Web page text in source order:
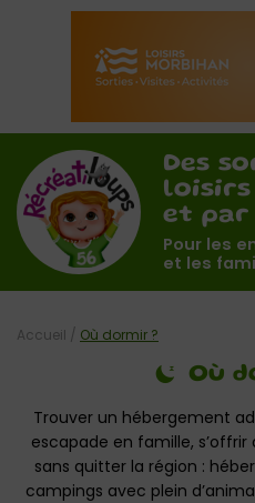
Des
loisirs
et par
Pour les
et les
Où
Trouver un hébergement
escapade en famille,
sans quitter la région :
campings avec plein
Accueil / Où dormir ?